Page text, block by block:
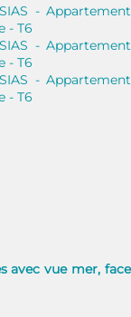
avec vue mer, face